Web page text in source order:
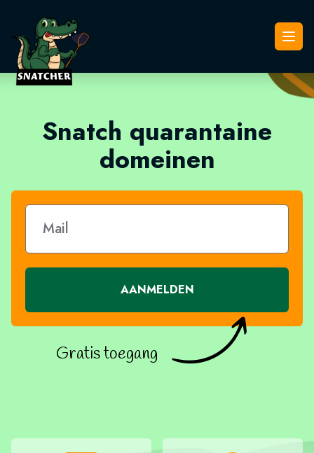
Snatcher
Snatch quarantaine
domeinen
AANMELDEN
Gratis toegang